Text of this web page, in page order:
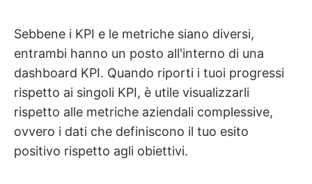
Sebbene i KPI e le metriche siano diversi,
entrambi hanno un posto all'interno di una
dashboard KPI. Quando riporti i tuoi progressi
rispetto ai singoli KPI, è utile visualizzarli
rispetto alle metriche aziendali complessive,
ovvero i dati che definiscono il tuo esito
positivo rispetto agli obiettivi.